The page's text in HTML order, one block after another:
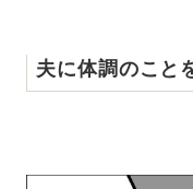
夫に体調のこ